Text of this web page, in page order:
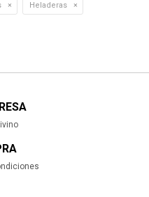
Heladeras